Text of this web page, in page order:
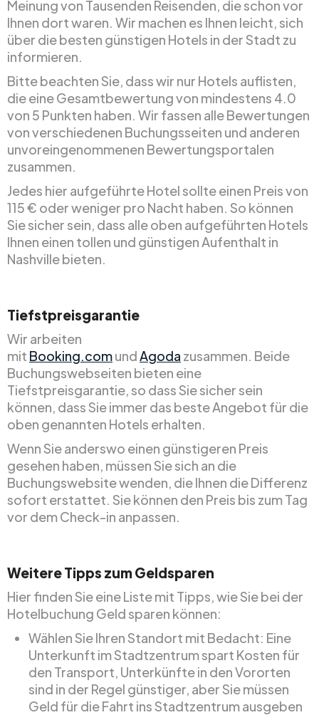
Meinung von Tausenden Reisenden, die schon vor
Ihnen dort waren. Wir machen es Ihnen leicht, sich
über die besten günstigen Hotels in der Stadt zu
informieren.
Bitte beachten Sie, dass wir nur Hotels auflisten,
die eine Gesamtbewertung von mindestens 4.0
von 5 Punkten haben. Wir fassen alle Bewertungen
von verschiedenen Buchungsseiten und anderen
unvoreingenommenen Bewertungsportalen
zusammen.
Jedes hier aufgeführte Hotel sollte einen Preis von
115 € oder weniger pro Nacht haben. So können
Sie sicher sein, dass alle oben aufgeführten Hotels
Ihnen einen tollen und günstigen Aufenthalt in
Nashville bieten.
Tiefstpreisgarantie
Wir arbeiten
mit Booking.comundAgoda zusammen. Beide
Buchungswebseiten bieten eine
Tiefstpreisgarantie, so dass Sie sicher sein
können, dass Sie immer das beste Angebot für die
oben genannten Hotels erhalten.
Wenn Sie anderswo einen günstigeren Preis
gesehen haben, müssen Sie sich an die
Buchungswebsite wenden, die Ihnen die Differenz
sofort erstattet. Sie können den Preis bis zum Tag
vor dem Check-in anpassen.
Weitere Tipps zum Geldsparen
Hier finden Sie eine Liste mit Tipps, wie Sie bei der
Hotelbuchung Geld sparen können:
Wählen Sie Ihren Standort mit Bedacht: Eine
Unterkunft im Stadtzentrum spart Kosten für
den Transport, Unterkünfte in den Vororten
sind in der Regel günstiger, aber Sie müssen
Geld für die Fahrt ins Stadtzentrum ausgeben